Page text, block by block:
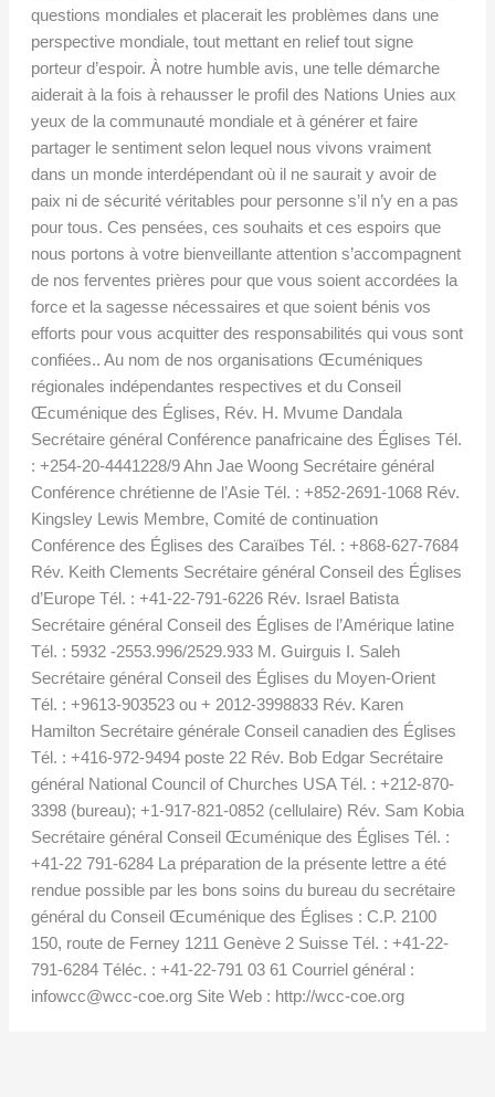
questions mondiales et placerait les problèmes dans une
perspective mondiale, tout mettant en relief tout signe
porteur d’espoir. À notre humble avis, une telle démarche
aiderait à la fois à rehausser le profil des Nations Unies aux
yeux de la communauté mondiale et à générer et faire
partager le sentiment selon lequel nous vivons vraiment
dans un monde interdépendant où il ne saurait y avoir de
paix ni de sécurité véritables pour personne s’il n’y en a pas
pour tous. Ces pensées, ces souhaits et ces espoirs que
nous portons à votre bienveillante attention s’accompagnent
de nos ferventes prières pour que vous soient accordées la
force et la sagesse nécessaires et que soient bénis vos
efforts pour vous acquitter des responsabilités qui vous sont
confiées.. Au nom de nos organisations Œcuméniques
régionales indépendantes respectives et du Conseil
Œcuménique des Églises, Rév. H. Mvume Dandala
Secrétaire général Conférence panafricaine des Églises Tél.
: +254-20-4441228/9 Ahn Jae Woong Secrétaire général
Conférence chrétienne de l’Asie Tél. : +852-2691-1068 Rév.
Kingsley Lewis Membre, Comité de continuation
Conférence des Églises des Caraïbes Tél. : +868-627-7684
Rév. Keith Clements Secrétaire général Conseil des Églises
d’Europe Tél. : +41-22-791-6226 Rév. Israel Batista
Secrétaire général Conseil des Églises de l’Amérique latine
Tél. : 5932 -2553.996/2529.933 M. Guirguis I. Saleh
Secrétaire général Conseil des Églises du Moyen-Orient
Tél. : +9613-903523 ou + 2012-3998833 Rév. Karen
Hamilton Secrétaire générale Conseil canadien des Églises
Tél. : +416-972-9494 poste 22 Rév. Bob Edgar Secrétaire
général National Council of Churches USA Tél. : +212-870-
3398 (bureau); +1-917-821-0852 (cellulaire) Rév. Sam Kobia
Secrétaire général Conseil Œcuménique des Églises Tél. :
+41-22 791-6284 La préparation de la présente lettre a été
rendue possible par les bons soins du bureau du secrétaire
général du Conseil Œcuménique des Églises : C.P. 2100
150, route de Ferney 1211 Genève 2 Suisse Tél. : +41-22-
791-6284 Téléc. : +41-22-791 03 61 Courriel général :
infowcc@wcc-coe.org Site Web : http://wcc-coe.org